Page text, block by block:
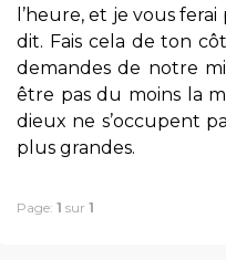
l’heure, et je vous ferai
dit. Fais cela de ton
demandes de notre
être pas du moins la
dieux ne s’occupent
plus grandes.
Page: 1 sur 1